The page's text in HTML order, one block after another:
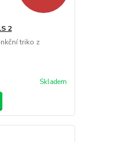
2
triko z
Skladem